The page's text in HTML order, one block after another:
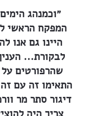
״וכמנהג
המפקח הראשי
היינו גם אנו
לבקורת...
שהרפורטים על
התאימו זה עם
דיגור סתר מר